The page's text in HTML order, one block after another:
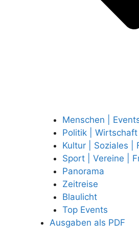
Menschen |
Politik |
Kultur | Soziales |
Sport | Vereine |
Panorama
Zeitreise
Blaulicht
Top Events
Ausgaben als PDF